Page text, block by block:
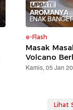
e-Flash
Masak
Volcano
Kamis, 05 Jan
Lihat